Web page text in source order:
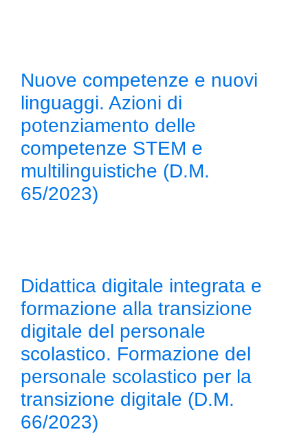
Nuove competenze e nuovi
linguaggi. Azioni di
potenziamento delle
competenze STEM e
multilinguistiche (D.M.
65/2023)
Didattica digitale integrata e
formazione alla transizione
digitale del personale
scolastico. Formazione del
personale scolastico per la
transizione digitale (D.M.
66/2023)